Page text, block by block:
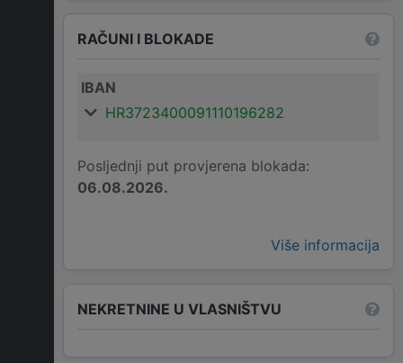
RAČUNI I BLOKADE
IBAN
HR3723400091110196282
Posljednji put provjerena blokada:
06.08.2026.
Više informacija
NEKRETNINE U VLASNIŠTVU